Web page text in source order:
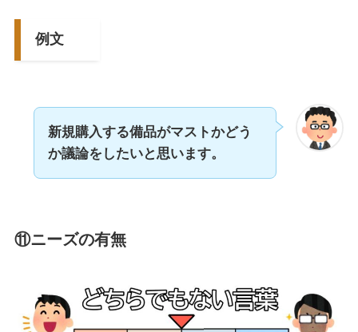
例文
新規購入する備品がマストかどう
か議論をしたいと思います。
⑪ニーズの有無